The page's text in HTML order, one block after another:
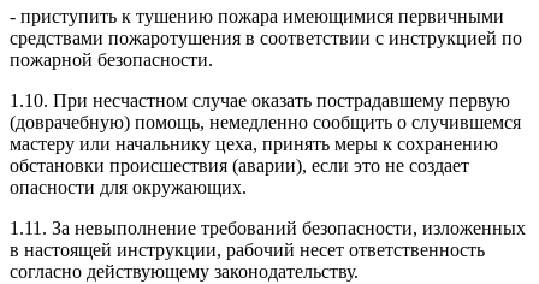
- приступить к тушению пожара имеющимися первичными
средствами пожаротушения в соответствии с инструкцией по
пожарной безопасности.
1.10. При несчастном случае оказать пострадавшему первую
(доврачебную) помощь, немедленно сообщить о случившемся
мастеру или начальнику цеха, принять меры к сохранению
обстановки происшествия (аварии), если это не создает
опасности для окружающих.
1.11. За невыполнение требований безопасности, изложенных
в настоящей инструкции, рабочий несет ответственность
согласно действующему законодательству.